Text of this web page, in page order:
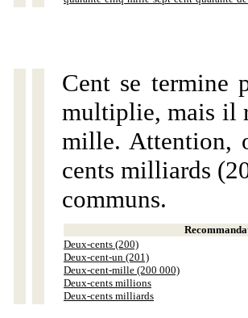
Cent se termine
multiplie, mais il
mille. Attention,
cents milliards
communs.
Deux-cents (200)
Deux-cent-un (201)
Deux-cent-mille (200 000)
Deux-cents millions
Deux-cents milliards